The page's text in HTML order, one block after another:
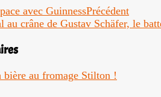
avec GuinnessPrécédent
au crâne de Gustav Schäfer, le